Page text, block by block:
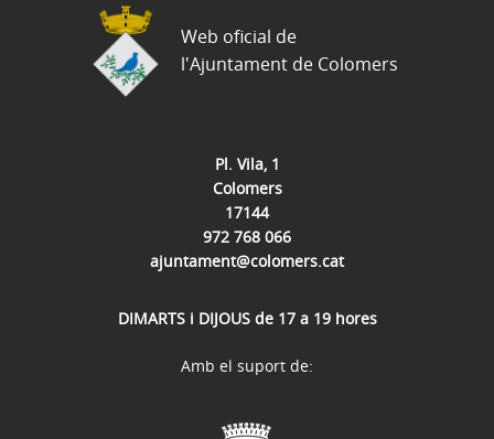
Pl. Vila, 1
Colomers
17144
972 768 066
ajuntament@colomers.cat
DIMARTS i DIJOUS de 17 a 19 hores
Web oficial de
l'Ajuntament de Colomers
Amb el suport de: